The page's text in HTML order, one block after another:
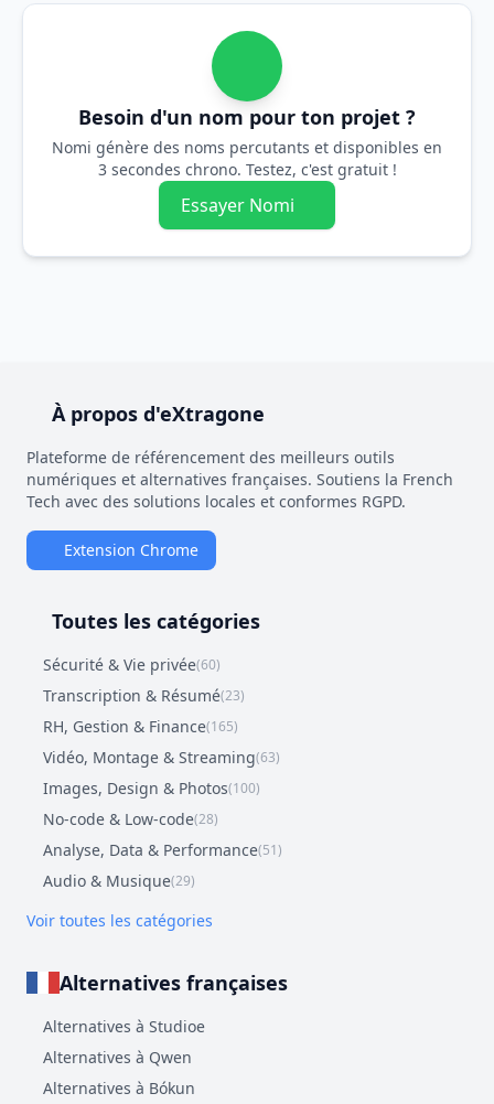
Besoin d'un nom pour ton projet ?
Nomi génère des noms percutants et disponibles en
3 secondes chrono. Testez, c'est gratuit !
Essayer Nomi
À propos d'eXtragone
Plateforme de référencement des meilleurs outils
numériques et alternatives françaises. Soutiens la French
Tech avec des solutions locales et conformes RGPD.
Extension Chrome
Toutes les catégories
Sécurité & Vie privée(60)
Transcription & Résumé(23)
RH, Gestion & Finance(165)
Vidéo, Montage & Streaming(63)
Images, Design & Photos(100)
No-code & Low-code(28)
Analyse, Data & Performance(51)
Audio & Musique(29)
Voir toutes les catégories
Alternatives françaises
Alternatives à Studioe
Alternatives à Qwen
Alternatives à Bókun